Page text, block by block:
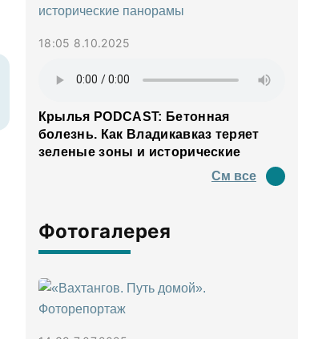
18:05 8.10.2025
Крылья PODCAST: Бетонная
болезнь. Как Владикавказ теряет
зеленые зоны и исторические
См все
Фотогалерея